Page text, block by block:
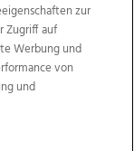
Wimmer
Ischler Woche
Immobilien
Galerien
zur
Zugriff auf
Werbung und
von
und